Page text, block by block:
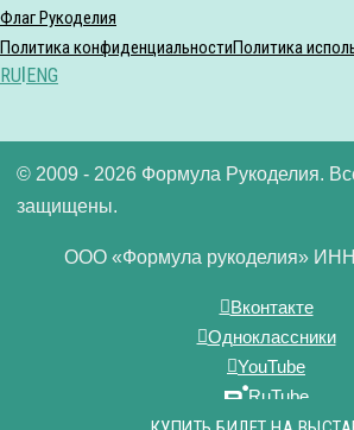
Флаг Рукоделия
Политика конфиденциальностиПолитика
RU ENG
© 2009 - 2026 Формула Рукоделия.
защищены.
ООО «Формула рукоделия»
Вконтакте
Одноклассники
YouTube
RuTube
Дзен